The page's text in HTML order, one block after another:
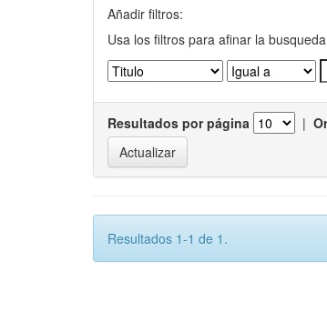
Añadir filtros:
Usa los filtros para afinar la
Resultados por página |
Resultados 1-1 de 1.